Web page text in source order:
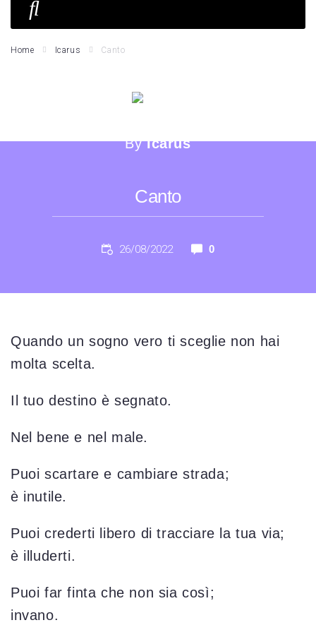
Home Icarus Canto
ByIcarus
Canto
26/08/2022 0
Quando un sogno vero ti sceglie non hai
molta scelta.
Il tuo destino è segnato.
Nel bene e nel male.
Puoi scartare e cambiare strada;
è inutile.
Puoi crederti libero di tracciare la tua via;
è illuderti.
Puoi far finta che non sia così;
invano.